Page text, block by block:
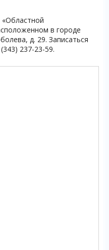
в городе
д. 29. Записаться
237-23-59.